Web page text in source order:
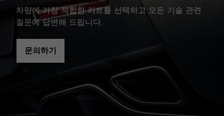
차량에 가장 적합한 키트를 선택하고 모든 기술 관련
질문에 답변해 드립니다.
문의하기